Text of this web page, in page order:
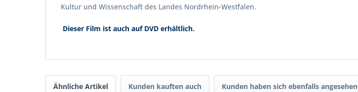
Kultur und Wissenschaft des Landes Nordrhein-Westfalen.
Dieser Film ist auch auf DVD erhältlich.
Ähnliche Artikel Kunden kauften auch Kunden haben sich ebenfalls angesehen